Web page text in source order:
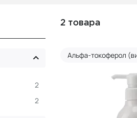
2
2
2 товара
Альфа-токоферол